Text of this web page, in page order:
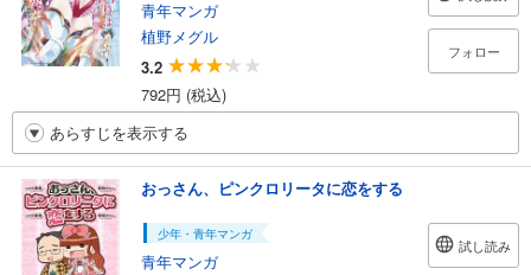
青年マンガ
植野メグル
3.2
792円 (税込)
フォロー
あらすじを表示する
おっさん、ピンクロリータに恋をする
少年・青年マンガ
青年マンガ
試し読み